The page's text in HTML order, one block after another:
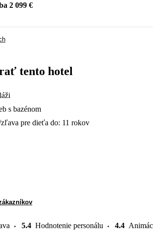
2 099 €
tento hotel
s bazénom
zľava pre dieťa do: 11 rokov
5.4 Hodnotenie personálu 4.4